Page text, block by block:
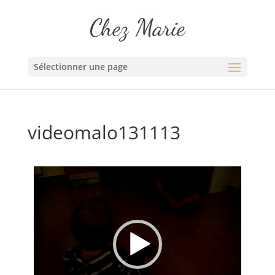
Sélectionner une page
videomalo131113
Lecteur vidéo